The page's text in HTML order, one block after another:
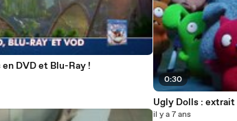
DVD et Blu-Ray !
0:30
Ugly Dolls :
il y a 7 ans